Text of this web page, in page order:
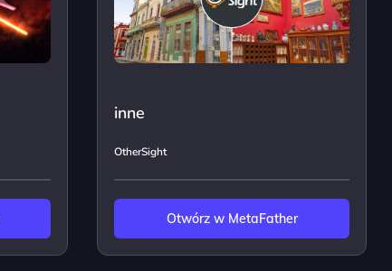
inne
OtherSight
Otwórz w MetaFather